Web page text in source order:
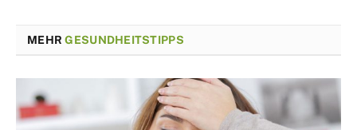
MEHRGESUNDHEITSTIPPS